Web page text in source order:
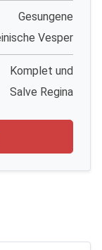
Gesungene
Vesper
Komplet und
Salve Regina